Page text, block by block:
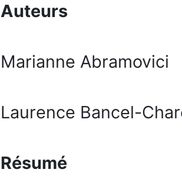
Auteurs
Marianne Abramovici
Laurence Bancel-
Résumé